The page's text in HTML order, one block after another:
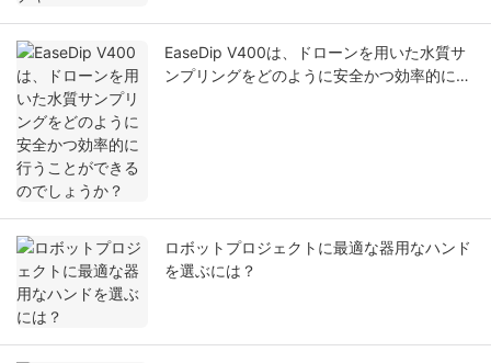
EaseDip V400は、ドローンを用いた水質サ
ンプリングをどのように安全かつ効率的に行
ロボットプロジェクトに最適な器用なハンド
を選ぶには？